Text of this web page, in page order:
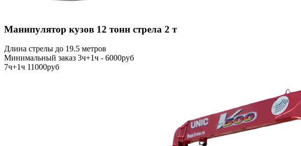
Манипулятор кузов 12 тонн стрела 2 т
Длина стрелы до 19.5 метров
Минимальный заказ 3ч+1ч - 6000руб
7ч+1ч 11000руб